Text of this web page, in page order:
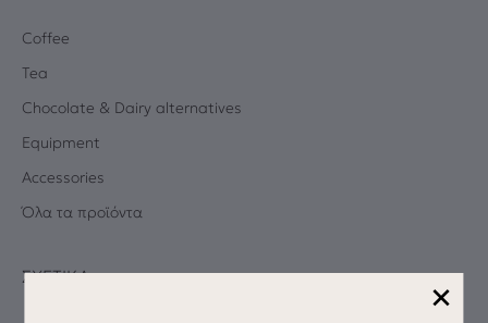
×
Coffee
Tea
Chocolate & Dairy alternatives
Equipment
Accessories
Όλα τα προϊόντα
ΣΧΕΤΙΚΆ